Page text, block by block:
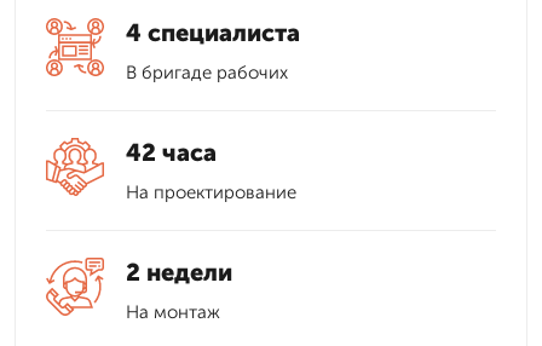
4 специалиста
В бригаде рабочих
42 часа
На проектирование
2 недели
На монтаж